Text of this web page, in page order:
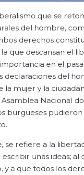
que se
del hombre,
derechos
que descansan el
en el
declaraciones del
la mujer y la
Nacional
burgueses
se refiere a la
unas ideas; al
y a que todos los